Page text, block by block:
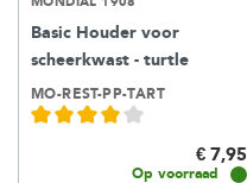
Basic Houder voor
scheerkwast - turtle
MO-REST-PP-TART
€ 7,95
Op voorraad